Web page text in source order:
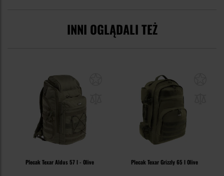
INNI OGLĄDALI TEŻ
Plecak Texar Aldus 57 l - Olive Plecak Texar Grizzly 65 l Olive